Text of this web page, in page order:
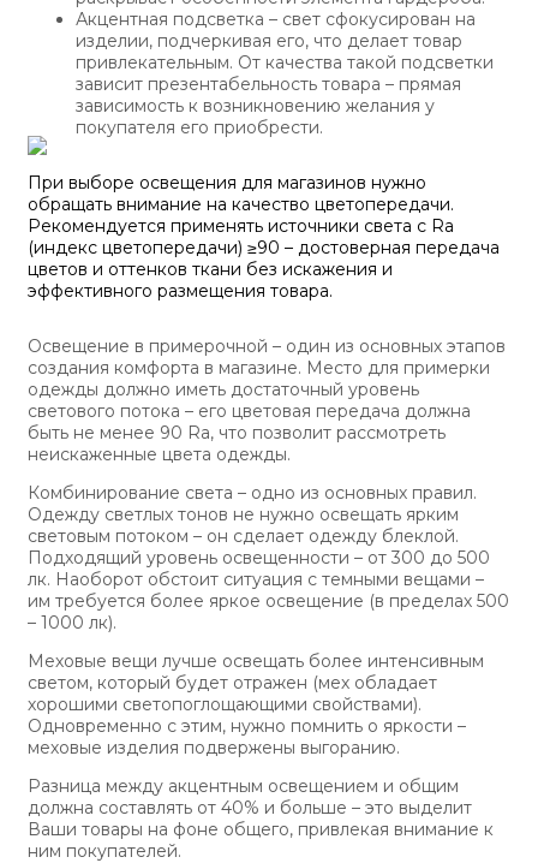
Акцентная подсветка – свет сфокусирован на
изделии, подчеркивая его, что делает товар
привлекательным. От качества такой подсветки
зависит презентабельность товара – прямая
зависимость к возникновению желания у
покупателя его приобрести.
При выборе освещения для магазинов нужно
обращать внимание на качество цветопередачи.
Рекомендуется применять источники света с Ra
(индекс цветопередачи) ≥90 – достоверная передача
цветов и оттенков ткани без искажения и
эффективного размещения товара.
Освещение в примерочной – один из основных этапов
создания комфорта в магазине. Место для примерки
одежды должно иметь достаточный уровень
светового потока – его цветовая передача должна
быть не менее 90 Ra, что позволит рассмотреть
неискаженные цвета одежды.
Комбинирование света – одно из основных правил.
Одежду светлых тонов не нужно освещать ярким
световым потоком – он сделает одежду блеклой.
Подходящий уровень освещенности – от 300 до 500
лк. Наоборот обстоит ситуация с темными вещами –
им требуется более яркое освещение (в пределах 500
– 1000 лк).
Меховые вещи лучше освещать более интенсивным
светом, который будет отражен (мех обладает
хорошими светопоглощающими свойствами).
Одновременно с этим, нужно помнить о яркости –
меховые изделия подвержены выгоранию.
Разница между акцентным освещением и общим
должна составлять от 40% и больше – это выделит
Ваши товары на фоне общего, привлекая внимание к
ним покупателей.